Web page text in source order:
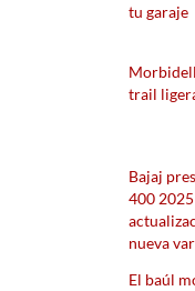
tu garaje
trail
Bajaj
400
nueva
El baúl